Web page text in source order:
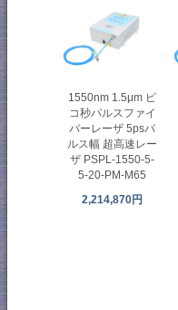
1550nm 1.5μm ピ
コ秒パルスファイ
バーレーザ 5psパ
ルス幅 超⾼速レー
ザ PSPL-1550-5-
5-20-PM-M65
2,214,870円